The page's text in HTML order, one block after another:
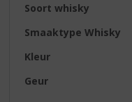
Soort whisky
Smaaktype Whisky
Kleur
Geur